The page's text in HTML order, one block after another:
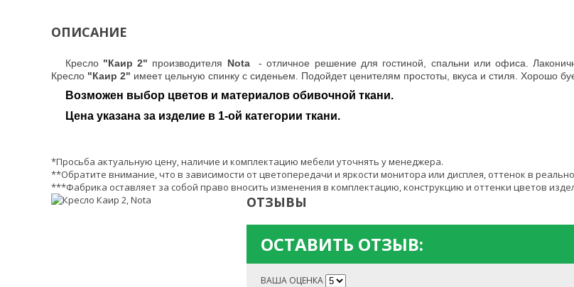
ОПИСАНИЕ
Кресло "Каир 2" производителя Nota- отличное решение для гостиной, спальни или офиса.
Кресло "Каир 2" имеет цельную спинку с сиденьем. Подойдет ценителям простоты, вкуса и стиля. Хорошо
Возможен выбор цветов и материалов обивочной ткани.
Цена указана за изделие в 1-ой категории ткани.
*Просьба актуальную цену, наличие и комплектацию мебели уточнять у менеджера.
**Обратите внимание, что в зависимости от цветопередачи и яркости монитора или дисплея, оттенок в
***Фабрика оставляет за собой право вносить изменения в комплектацию, конструкцию и оттенки цветов
ОТЗЫВЫ
ОСТАВИТЬ ОТЗЫВ:
ВАША ОЦЕНКА